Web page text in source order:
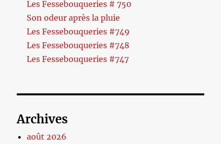
Les Fessebouqueries # 750
Son odeur après la pluie
Les Fessebouqueries #749
Les Fessebouqueries #748
Les Fessebouqueries #747
Archives
août 2026